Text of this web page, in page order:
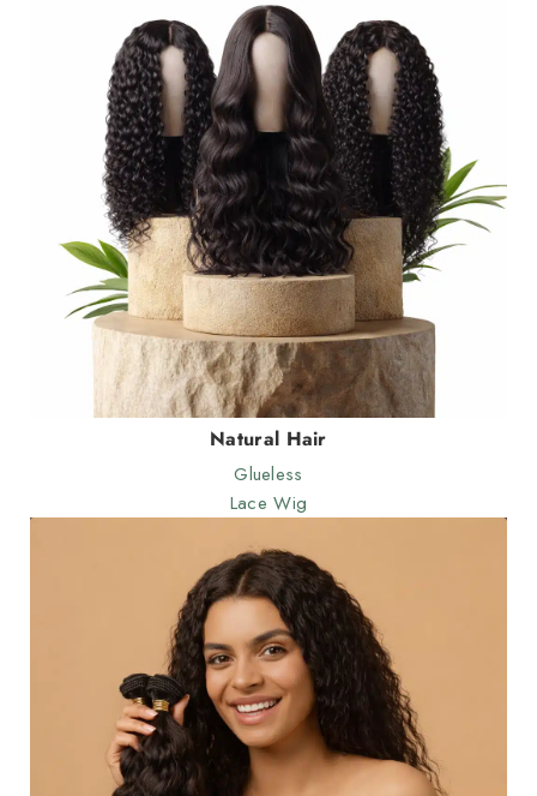
21 Produits
Natural Hair
Glueless
Lace Wig